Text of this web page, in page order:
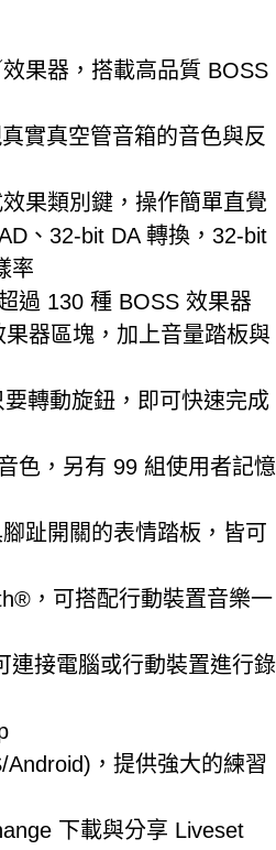
果器，搭載高品質 BOSS
實真空管音箱的音色與反
果類別鍵，操作簡單直覺
、32-bit DA 轉換，32-bit
率
過 130 種 BOSS 效果器
器區塊，加上音量踏板與
轉動旋鈕，即可快速完成
色，另有 99 組使用者記憶
趾開關的表情踏板，皆可
，可搭配行動裝置音樂一
連接電腦或行動裝置進行錄
，提供強大的練習
下載與分享 Liveset